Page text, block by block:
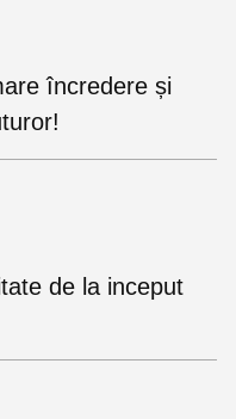
încredere și
de la inceput